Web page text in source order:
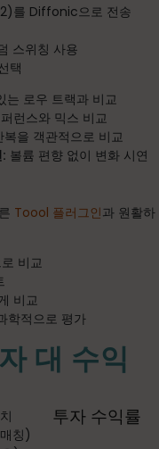
를 Diffonic으로 전송
스위칭 사용
택
는 로우 트랙과 비교
런스와 믹스 비교
복을 객관적으로 비교
볼륨 편향 없이 변화 시연
Toool 플러그인과 원활하
비교
비교
학적으로 평가
대 수익
칭)
투자 수익률